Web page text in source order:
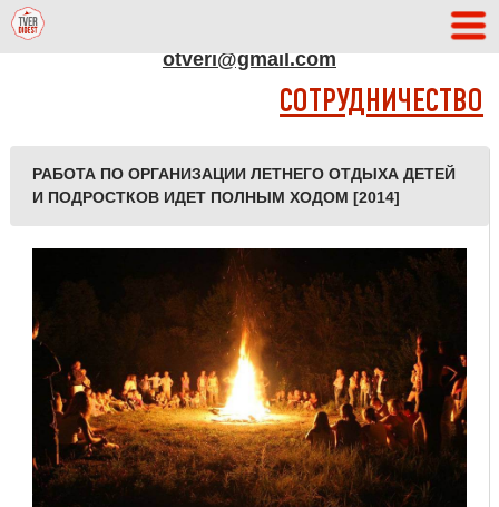
otveri@gmail.com
СОТРУДНИЧЕСТВО
РАБОТА ПО ОРГАНИЗАЦИИ ЛЕТНЕГО ОТДЫХА ДЕТЕЙ
И ПОДРОСТКОВ ИДЕТ ПОЛНЫМ ХОДОМ [2014]